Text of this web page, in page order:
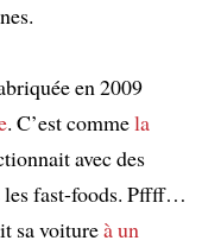
en 2009
. C’est commela
avec des
les fast-foods. Pffff…
sa voitureà un